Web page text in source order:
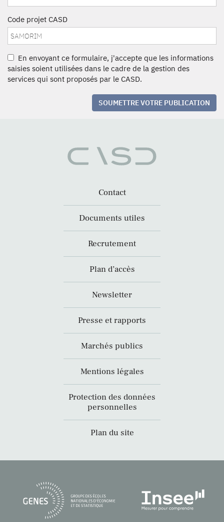
Code projet CASD
En envoyant ce formulaire, j'accepte que les informations
saisies soient utilisées dans le cadre de la gestion des
services qui sont proposés par le CASD.
SOUMETTRE VOTRE PUBLICATION
Contact
Documents utiles
Recrutement
Plan d’accès
Newsletter
Presse et rapports
Marchés publics
Mentions légales
Protection des données
personnelles
Plan du site